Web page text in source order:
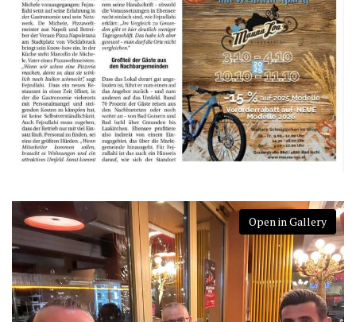
Open in Gallery